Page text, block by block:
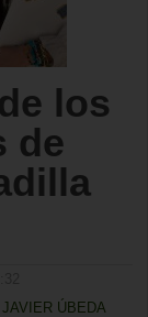
los
de
JAVIER ÚBEDA